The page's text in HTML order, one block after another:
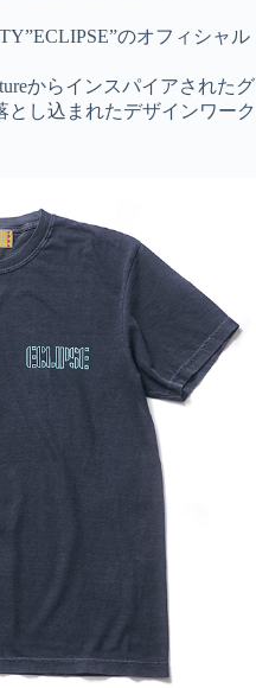
のオフィシャル
からインスパイアされたグ
し込まれたデザインワーク